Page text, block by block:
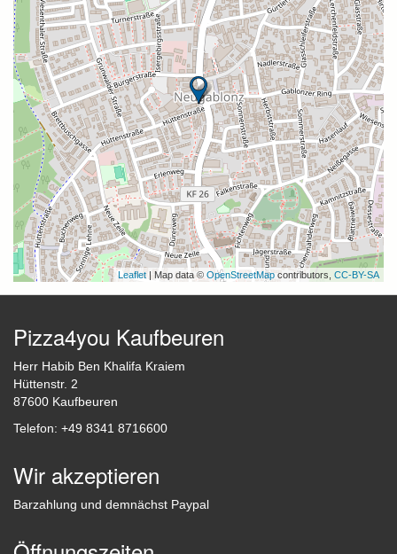
Leaflet | Map data © OpenStreetMap contributors, CC-BY-SA
Pizza4you Kaufbeuren
Herr Habib Ben Khalifa Kraiem
Hüttenstr. 2
87600 Kaufbeuren
Telefon: +49 8341 8716600
Wir akzeptieren
Barzahlung und demnächst Paypal